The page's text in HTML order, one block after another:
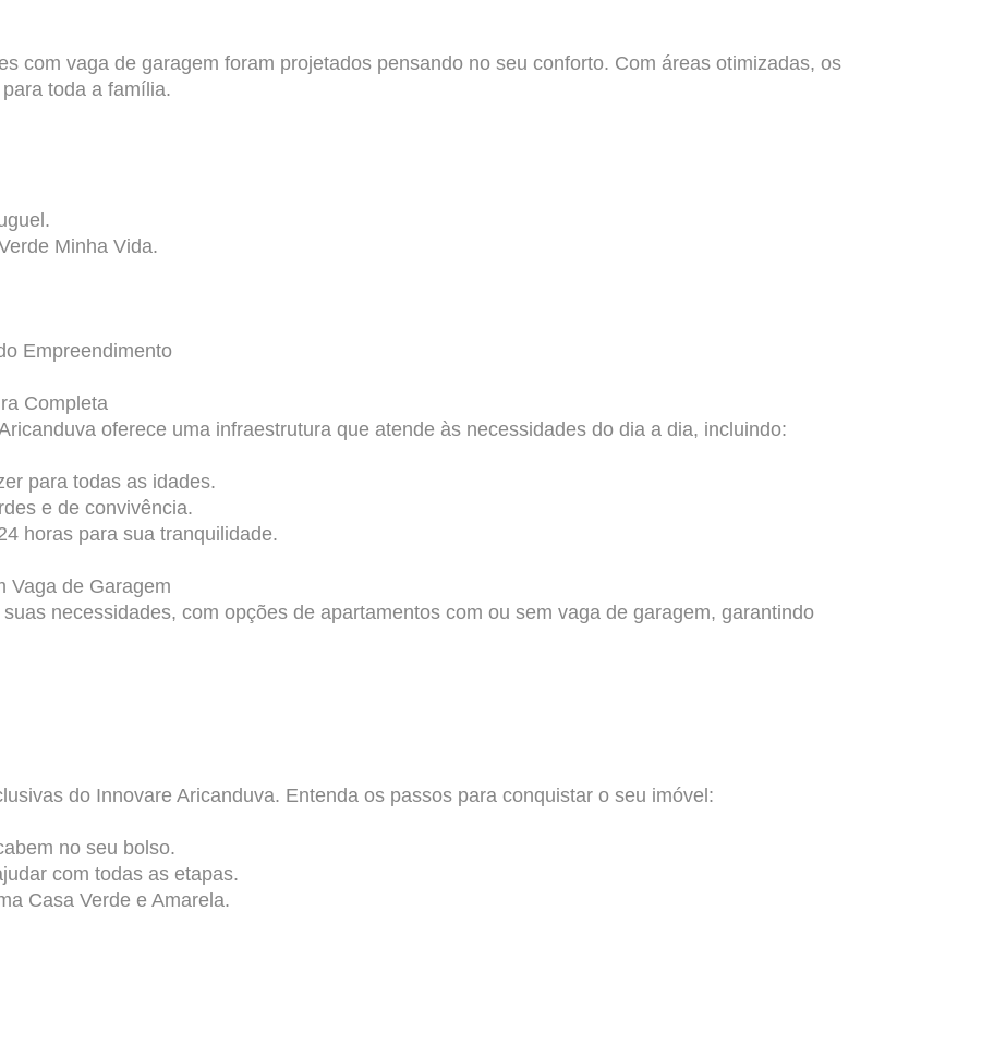
com vaga de garagem foram projetados pensando no seu conforto. Com áreas otimizadas, os
toda a família.
Minha Vida.
Empreendimento
Completa
oferece uma infraestrutura que atende às necessidades do dia a dia, incluindo:
para todas as idades.
e de convivência.
horas para sua tranquilidade.
Vaga de Garagem
necessidades, com opções de apartamentos com ou sem vaga de garagem, garantindo
do Innovare Aricanduva. Entenda os passos para conquistar o seu imóvel:
no seu bolso.
com todas as etapas.
Casa Verde e Amarela.